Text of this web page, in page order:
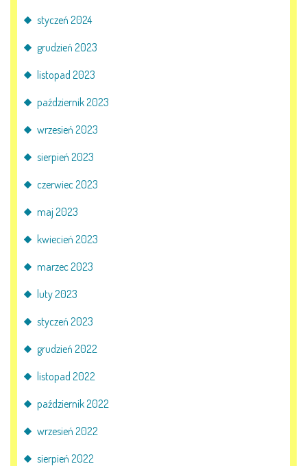
styczeń 2024
grudzień 2023
listopad 2023
październik 2023
wrzesień 2023
sierpień 2023
czerwiec 2023
maj 2023
kwiecień 2023
marzec 2023
luty 2023
styczeń 2023
grudzień 2022
listopad 2022
październik 2022
wrzesień 2022
sierpień 2022